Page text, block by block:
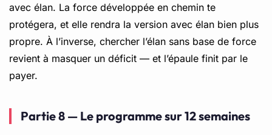
avec élan. La force développée en chemin te
protégera, et elle rendra la version avec élan bien plus
propre. À l’inverse, chercher l’élan sans base de force
revient à masquer un déficit — et l’épaule finit par le
payer.
Partie 8 — Le programme sur 12 semaines